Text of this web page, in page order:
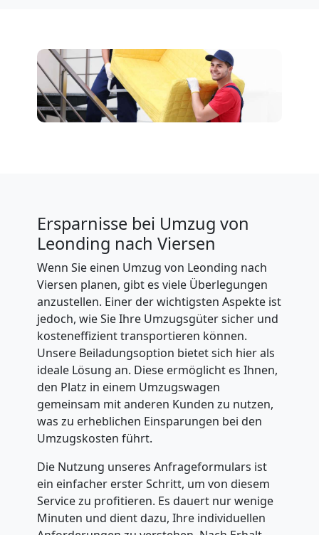
Ersparnisse bei Umzug von
Leonding nach Viersen
Wenn Sie einen Umzug von Leonding nach
Viersen planen, gibt es viele Überlegungen
anzustellen. Einer der wichtigsten Aspekte ist
jedoch, wie Sie Ihre Umzugsgüter sicher und
kosteneffizient transportieren können.
Unsere Beiladungsoption bietet sich hier als
ideale Lösung an. Diese ermöglicht es Ihnen,
den Platz in einem Umzugswagen
gemeinsam mit anderen Kunden zu nutzen,
was zu erheblichen Einsparungen bei den
Umzugskosten führt.
Die Nutzung unseres Anfrageformulars ist
ein einfacher erster Schritt, um von diesem
Service zu profitieren. Es dauert nur wenige
Minuten und dient dazu, Ihre individuellen